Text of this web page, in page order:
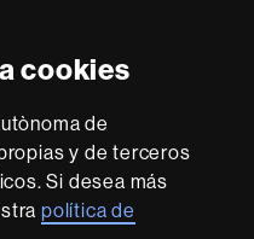
cookies
de
y de terceros
Si desea más
política de
Excellence
Research
-
Euraxess
de